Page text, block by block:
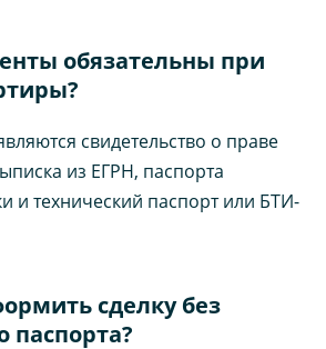
обязательны при
свидетельство о праве
из ЕГРН, паспорта
и технический паспорт или БТИ-
сделку без
паспорта?